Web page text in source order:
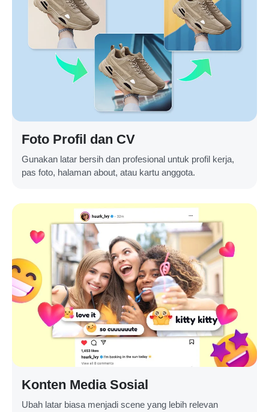
Foto Profil dan CV
Gunakan latar bersih dan profesional untuk profil kerja,
pas foto, halaman about, atau kartu anggota.
Konten Media Sosial
Ubah latar biasa menjadi scene yang lebih relevan